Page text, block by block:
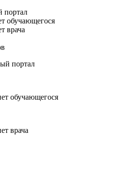
портал
обучающегося
врача
портал
обучающегося
врача